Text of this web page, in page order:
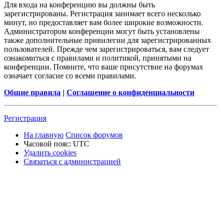
Для входа на конференцию вы должны быть
зарегистрированы. Регистрация занимает всего несколько
минут, но предоставляет вам более широкие возможности.
Администратором конференции могут быть установлены
также дополнительные привилегии для зарегистрированных
пользователей. Прежде чем зарегистрироваться, вам следует
ознакомиться с правилами и политикой, принятыми на
конференции. Помните, что ваше присутствие на форумах
означает согласие со всеми правилами.
Общие правила | Соглашение о конфиденциальности
Регистрация
На главную Список форумов
Часовой пояс: UTC
Удалить cookies
Связаться
Связаться с администрацией